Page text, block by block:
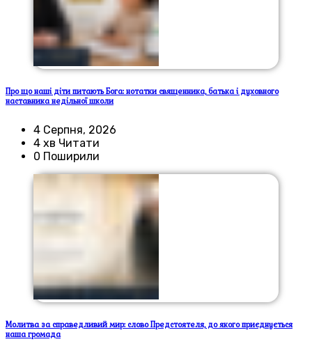
Про що наші діти питають Бога: нотатки священника, батька і духовного
наставника недільної школи
4 Серпня, 2026
4 хв Читати
0 Поширили
Молитва за справедливий мир: слово Предстоятеля, до якого приєднується
наша громада